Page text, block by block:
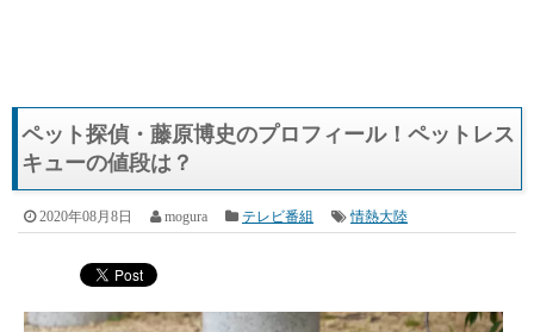
ペット探偵・藤原博史のプロフィール！ペットレス
キューの値段は？
2020年08月8日 mogura テレビ番組 情熱大陸